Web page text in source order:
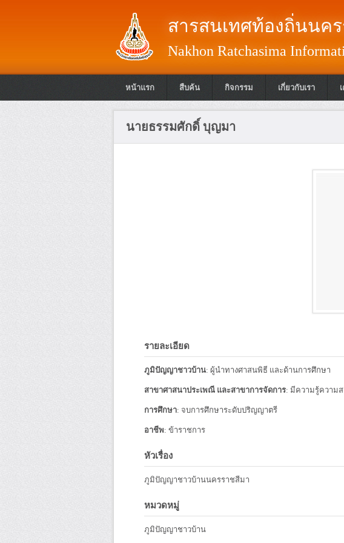
สารสนเทศท้องถิ่นนค
Nakhon Ratchasima
หน้าแรก สืบค้น กิจกรรม เกี่ยวกับเรา
นายธรรมศักดิ์ บุญมา
รายละเอียด
ภูมิปัญญาชาวบ้าน: ผู้นำทางศาสนพิธี และด้านการศึกษา
สาขาศาสนาประเพณี และสาขาการจัดการ: มีความรู้ความ
การศึกษา: จบการศึกษาระดับปริญญาตรี
อาชีพ: ข้าราชการ
หัวเรื่อง
ภูมิปัญญาชาวบ้านนครราชสีมา
หมวดหมู่
ภูมิปัญญาชาวบ้าน